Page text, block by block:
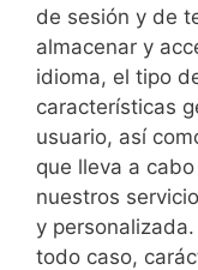
de sesión y de
almacenar y
idioma, el tipo
características
usuario, así
que lleva a
nuestros
y
todo caso,